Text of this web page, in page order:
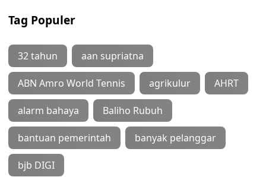
Tag Populer
32 tahun aan supriatna
ABN Amro World Tennis agrikulur AHRT
alarm bahaya Baliho Rubuh
bantuan pemerintah banyak pelanggar
bjb DIGI